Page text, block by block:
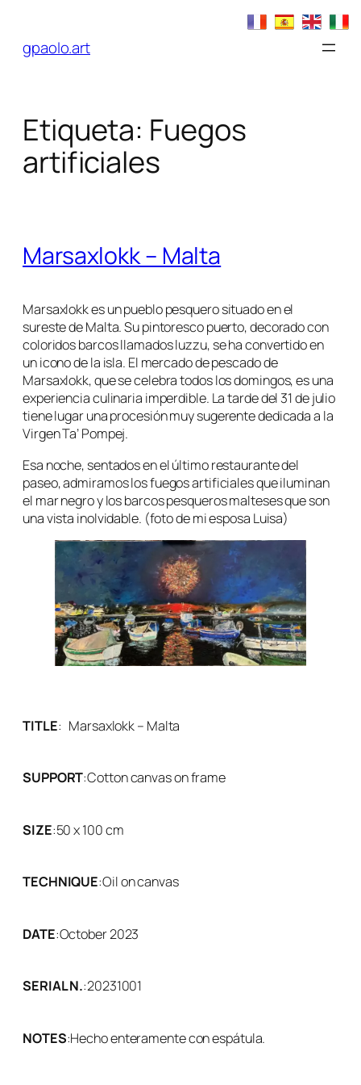
contenido
gpaolo.art
Etiqueta: Fuegos
artificiales
Marsaxlokk – Malta
Marsaxlokk es un pueblo pesquero situado en el
sureste de Malta. Su pintoresco puerto, decorado con
coloridos barcos llamados luzzu, se ha convertido en
un icono de la isla. El mercado de pescado de
Marsaxlokk, que se celebra todos los domingos, es una
experiencia culinaria imperdible. La tarde del 31 de julio
tiene lugar una procesión muy sugerente dedicada a la
Virgen Ta’ Pompej.
Esa noche, sentados en el último restaurante del
paseo, admiramos los fuegos artificiales que iluminan
el mar negro y los barcos pesqueros malteses que son
una vista inolvidable. (foto de mi esposa Luisa)
TITLE: Marsaxlokk – Malta
SUPPORT:Cotton canvas on frame
SIZE:50 x 100 cm
TECHNIQUE:Oil on canvas
DATE:October 2023
SERIAL N.:20231001
NOTES:Hecho enteramente con espátula.